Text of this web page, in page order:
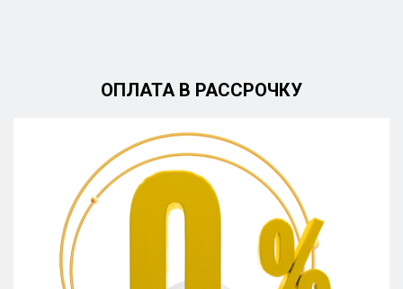
ОПЛАТА В РАССРОЧКУ